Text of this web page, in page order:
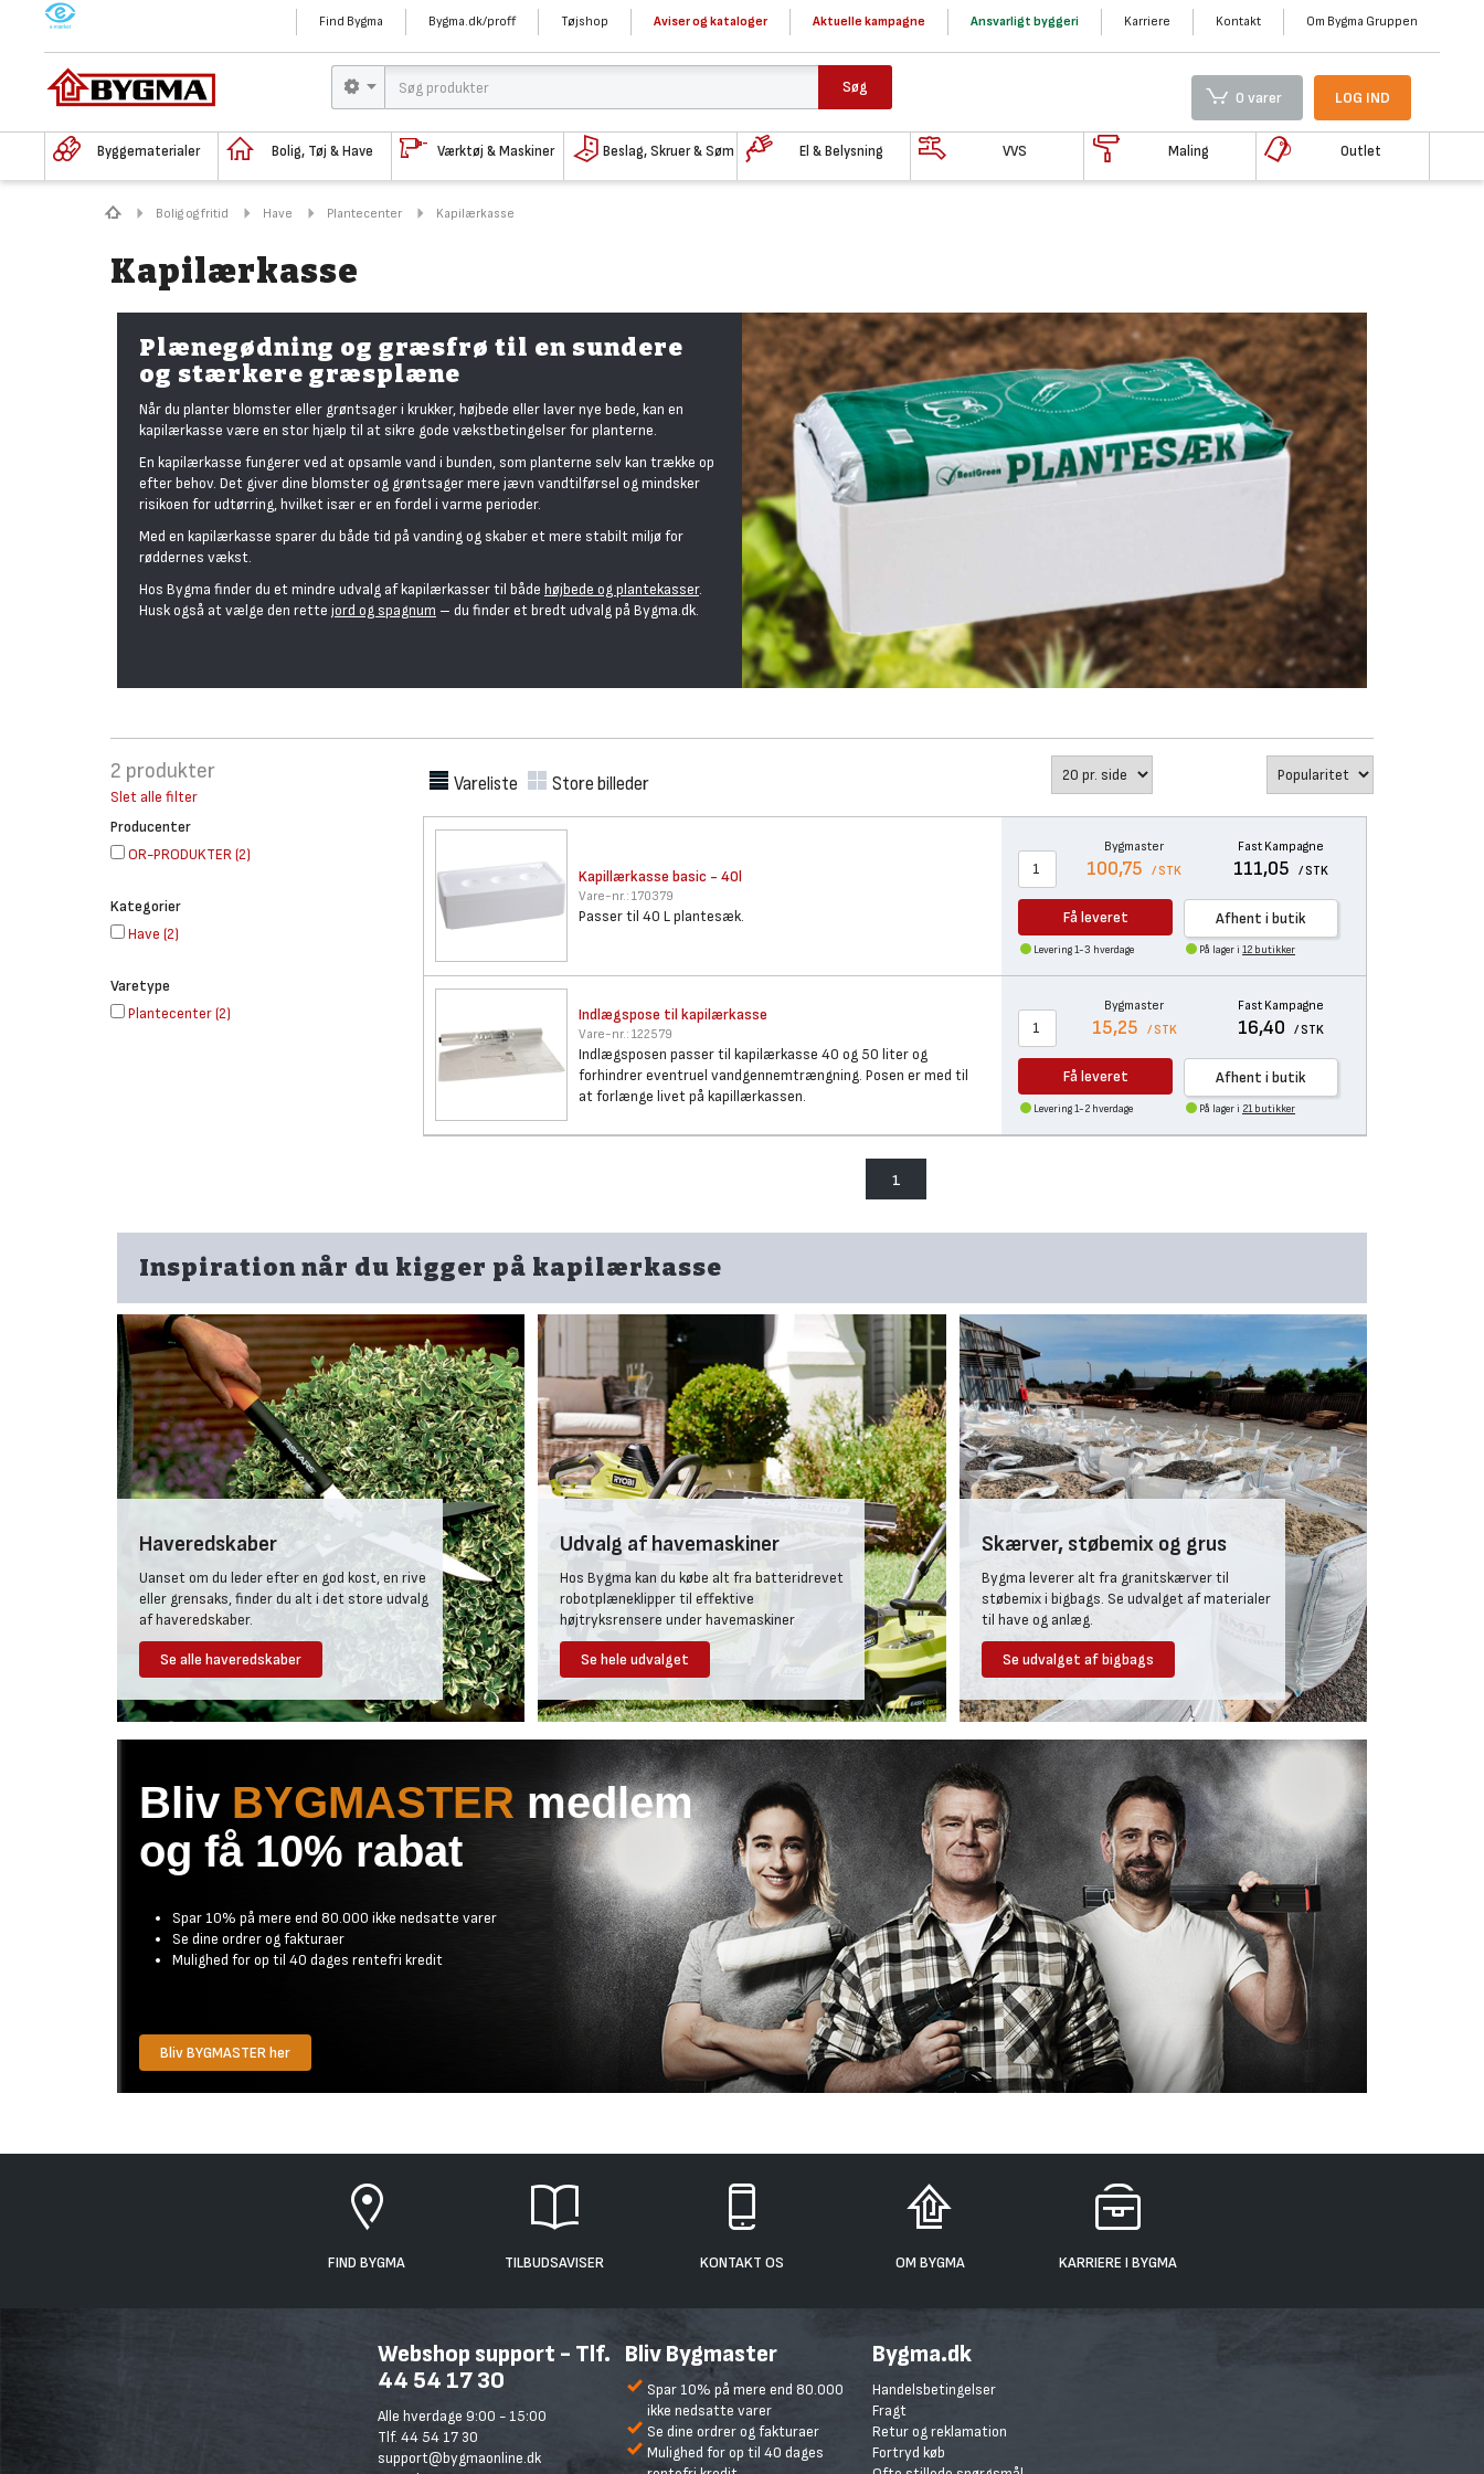
M Find Bygma Bygma.dk/proff Tøjshop Aviser og kataloger Aktuelle kampagne Ansvarligt byggeri Karriere Kontakt Om Bygma Gruppen
Søg
0 varer LOG IND
Byggematerialer Bolig, Tøj & Have Værktøj & Maskiner Beslag, Skruer & Søm El & Belysning VVS Maling Outlet
Bolig og fritid Have Plantecenter Kapilærkasse
Kapilærkasse
Plænegødning og græsfrø til en sundere
og stærkere græsplæne
Når du planter blomster eller grøntsager i krukker, højbede eller laver nye bede, kan en
kapilærkasse være en stor hjælp til at sikre gode vækstbetingelser for planterne.
En kapilærkasse fungerer ved at opsamle vand i bunden, som planterne selv kan trække op
efter behov. Det giver dine blomster og grøntsager mere jævn vandtilførsel og mindsker
risikoen for udtørring, hvilket især er en fordel i varme perioder.
Med en kapilærkasse sparer du både tid på vanding og skaber et mere stabilt miljø for
røddernes vækst.
Hos Bygma finder du et mindre udvalg af kapilærkasser til både højbede og plantekasser.
Husk også at vælge den rette jord og spagnum – du finder et bredt udvalg på Bygma.dk.
2 produkter
Slet alle filter
Producenter
OR-PRODUKTER(2)
Kategorier
Have (2)
Varetype
Plantecenter(2)
Vareliste Store billeder
Kapillærkasse basic - 40l
Vare-nr.: 170379
Passer til 40 L plantesæk.
Bygmaster
100,75 / STK
Fast Kampagne
111,05 / STK
Få leveret Afhent i butik
Levering 1-3 hverdage På lager i 12 butikker
Indlægspose til kapilærkasse
Vare-nr.: 122579
Indlægsposen passer til kapilærkasse 40 og 50 liter og
forhindrer eventruel vandgennemtrængning. Posen er med til
at forlænge livet på kapillærkassen.
Bygmaster
15,25 / STK
Fast Kampagne
16,40 / STK
Få leveret Afhent i butik
Levering 1-2 hverdage På lager i 21 butikker
1
Inspiration når du kigger på kapilærkasse
Haveredskaber
Uanset om du leder efter en god kost, en rive
eller grensaks, finder du alt i det store udvalg
af haveredskaber.
Se alle haveredskaber
Udvalg af havemaskiner
Hos Bygma kan du købe alt fra batteridrevet
robotplæneklipper til effektive
højtryksrensere under havemaskiner
Se hele udvalget
Skærver, støbemix og grus
Bygma leverer alt fra granitskærver til
støbemix i bigbags. Se udvalget af materialer
til have og anlæg.
Se udvalget af bigbags
Bliv BYGMASTER medlem
og få 10% rabat
Spar 10% på mere end 80.000 ikke nedsatte varer
Se dine ordrer og fakturaer
Mulighed for op til 40 dages rentefri kredit
Bliv BYGMASTER her
FIND BYGMA TILBUDSAVISER KONTAKT OS OM BYGMA KARRIERE I BYGMA
Webshop support - Tlf.
44 54 17 30
Alle hverdage 9:00 - 15:00
Tlf. 44 54 17 30
support@bygmaonline.dk
Bliv Bygmaster
Spar 10% på mere end 80.000
ikke nedsatte varer
Se dine ordrer og fakturaer
Mulighed for op til 40 dages
Bygma.dk
Handelsbetingelser
Fragt
Retur og reklamation
Fortryd køb